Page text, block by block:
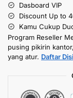
Dasboard VIP
Discount Up to
Kamu Cukup
Program Reseller
pusing pikirin
yang atur. Daftar